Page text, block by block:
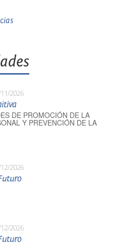
2026
DE PROMOCIÓN DE LA
Y PREVENCIÓN DE LA
2026
2026